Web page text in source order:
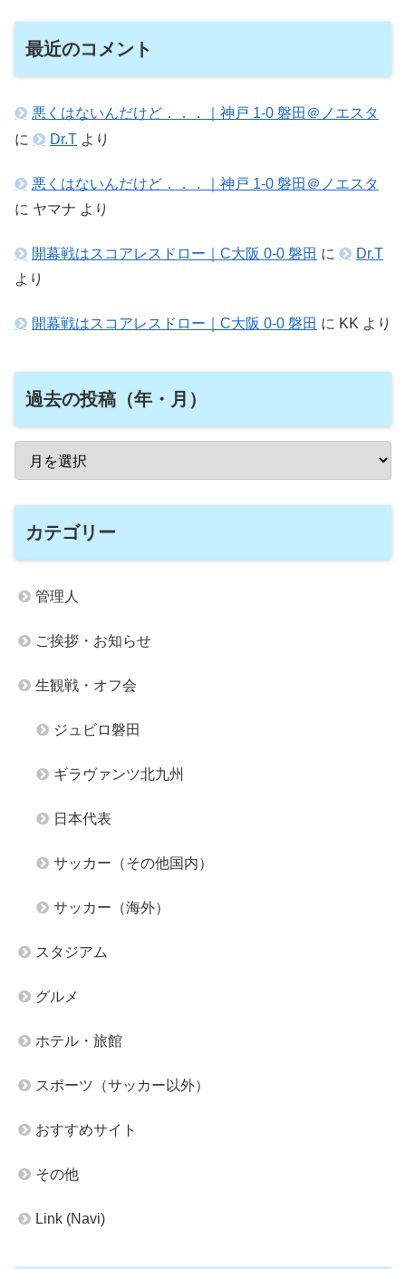
最近のコメント
悪くはないんだけど．．．｜神戸 1-0 磐田＠ノエスタ
に
Dr.T より
悪くはないんだけど．．．｜神戸 1-0 磐田＠ノエスタ
に ヤマナ より
開幕戦はスコアレスドロー｜C大阪 0-0 磐田 に
Dr.T
より
開幕戦はスコアレスドロー｜C大阪 0-0 磐田 に KK より
過去の投稿（年・月）
カテゴリー
管理人
ご挨拶・お知らせ
生観戦・オフ会
ジュビロ磐田
ギラヴァンツ北九州
日本代表
サッカー（その他国内）
サッカー（海外）
スタジアム
グルメ
ホテル・旅館
スポーツ（サッカー以外）
おすすめサイト
その他
Link (Navi)